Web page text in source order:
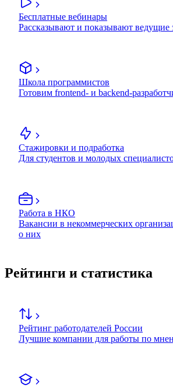
Бесплатные вебинары
Рассказывают и показывают ведущие
Школа программистов
Готовим frontend- и backend-
Стажировки и подработка
Для студентов и молодых
Работа в НКО
Вакансии в некоммерческих
о них
Рейтинги и статистика
Рейтинг работодателей России
Лучшие компании для работы по